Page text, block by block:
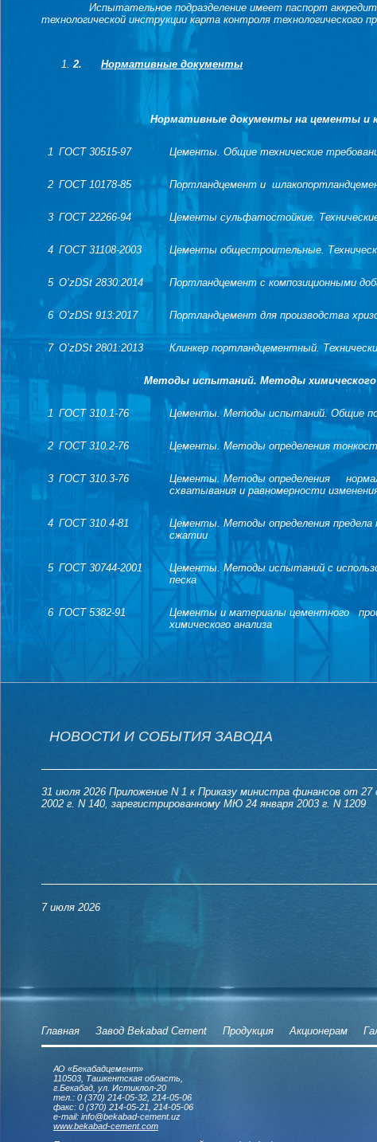
Испытательное подразделение имеет паспорт
технологической инструкции карта контроля технологического
2. Нормативные документы
Нормативные документы на цементы и
1 ГОСТ 30515-97 Цементы. Общие технические
2 ГОСТ 10178-85 Портландцемент и
3 ГОСТ 22266-94 Цементы сульфатостойкие. Технические
4 ГОСТ 31108-2003 Цементы общестроительные.
5 O’zDSt 2830:2014 Портландцемент с композиционными
6 O’zDSt 913:2017 Портландцемент для производства
7 O’zDSt 2801:2013 Клинкер портландцементный.
Методы испытаний. Методы химического
1 ГОСТ 310.1-76 Цементы. Методы испытаний. Общие
2 ГОСТ 310.2-76 Цементы. Методы определения
3 ГОСТ 310.3-76
Цементы. Методы определения
схватывания и равномерности
4 ГОСТ 310.4-81
Цементы. Методы определения предела
сжатии
5 ГОСТ 30744-2001
Цементы. Методы испытаний с
песка
6 ГОСТ 5382-91
Цементы и материалы цементного
химического анализа
НОВОСТИ И СОБЫТИЯ ЗАВОДА
31 июля 2026 Приложение N 1 к Приказу министра финансов от 27
2002 г. N 140, зарегистрированному МЮ 24 января 2003 г. N 1209
7 июля 2026
Главная Завод Bekabad Cement Продукция Акционерам
АО «Бекабадцемент»
110503, Ташкентская область,
г.Бекабад, ул. Истиклол-20
тел.: 0 (370) 214-05-32, 214-05-06
факс: 0 (370) 214-05-21, 214-05-06
e-mail: info@bekabad-cement.uz
www.bekabad-cement.com